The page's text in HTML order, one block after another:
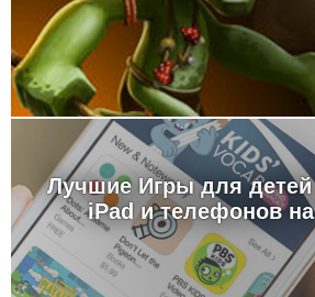
Лучшие Игры для
iPad и телефонов